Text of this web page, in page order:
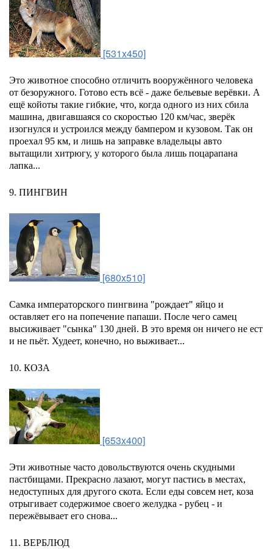
[531x450]
Это животное способно отличить вооружённого человека
от безоружного. Готово есть всё - даже бельевые верёвки. А
ещё койоты такие гибкие, что, когда одного из них сбила
машина, двигавшаяся со скоростью 120 км/час, зверёк
изогнулся и устроился между бампером и кузовом. Так он
проехал 95 км, и лишь на заправке владельцы авто
вытащили хитрюгу, у которого была лишь поцарапана
лапка...
9. ПИНГВИН
[680x510]
Самка императорского пингвина "рождает" яйцо и
оставляет его на попечение папаши. После чего самец
высиживает "сынка" 130 дней. В это время он ничего не ест
и не пьёт. Худеет, конечно, но выживает...
10. КОЗА
[653x400]
Эти животные часто довольствуются очень скудными
пастбищами. Прекрасно лазают, могут пастись в местах,
недоступных для другого скота. Если еды совсем нет, коза
отрыгивает содержимое своего желудка - рубец - и
пережёвывает его снова...
11. ВЕРБЛЮД